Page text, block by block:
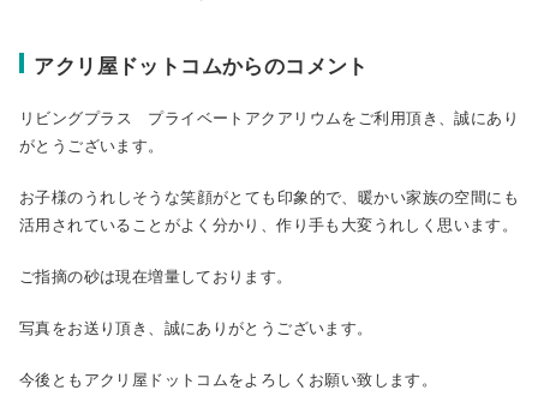
アクリ屋ドットコムからのコメント
リビングプラス プライベートアクアリウムをご利用頂き、誠にあり
がとうございます。
お子様のうれしそうな笑顔がとても印象的で、暖かい家族の空間にも
活用されていることがよく分かり、作り手も大変うれしく思います。
ご指摘の砂は現在増量しております。
写真をお送り頂き、誠にありがとうございます。
今後ともアクリ屋ドットコムをよろしくお願い致します。